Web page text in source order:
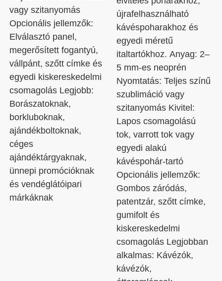
vagy szitanyomás
Opcionális jellemzők:
Elválasztó panel,
megerősített fogantyú,
vállpánt, szőtt címke és
egyedi kiskereskedelmi
csomagolás Legjobb:
Borászatoknak,
borkluboknak,
ajándékboltoknak,
céges
ajándéktárgyaknak,
ünnepi promócióknak
és vendéglátóipari
márkáknak
újrafelhasználható
kávéspoharakhoz és
egyedi méretű
italtartókhoz. Anyag: 2–
5 mm-es neoprén
Nyomtatás: Teljes színű
szublimáció vagy
szitanyomás Kivitel:
Lapos csomagolású
tok, varrott tok vagy
egyedi alakú
kávéspohár-tartó
Opcionális jellemzők:
Gombos záródás,
patentzár, szőtt címke,
gumifolt és
kiskereskedelmi
csomagolás Legjobban
alkalmas: Kávézók,
kávézók,